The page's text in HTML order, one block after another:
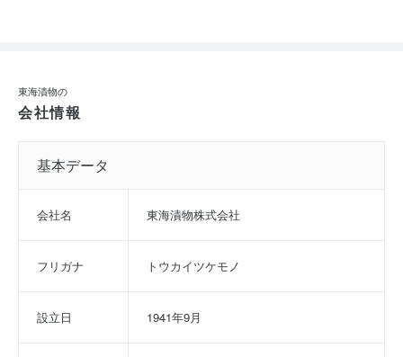
東海漬物の
会社情報
基本データ
会社名 東海漬物株式会社
フリガナ トウカイツケモノ
設立日 1941年9月